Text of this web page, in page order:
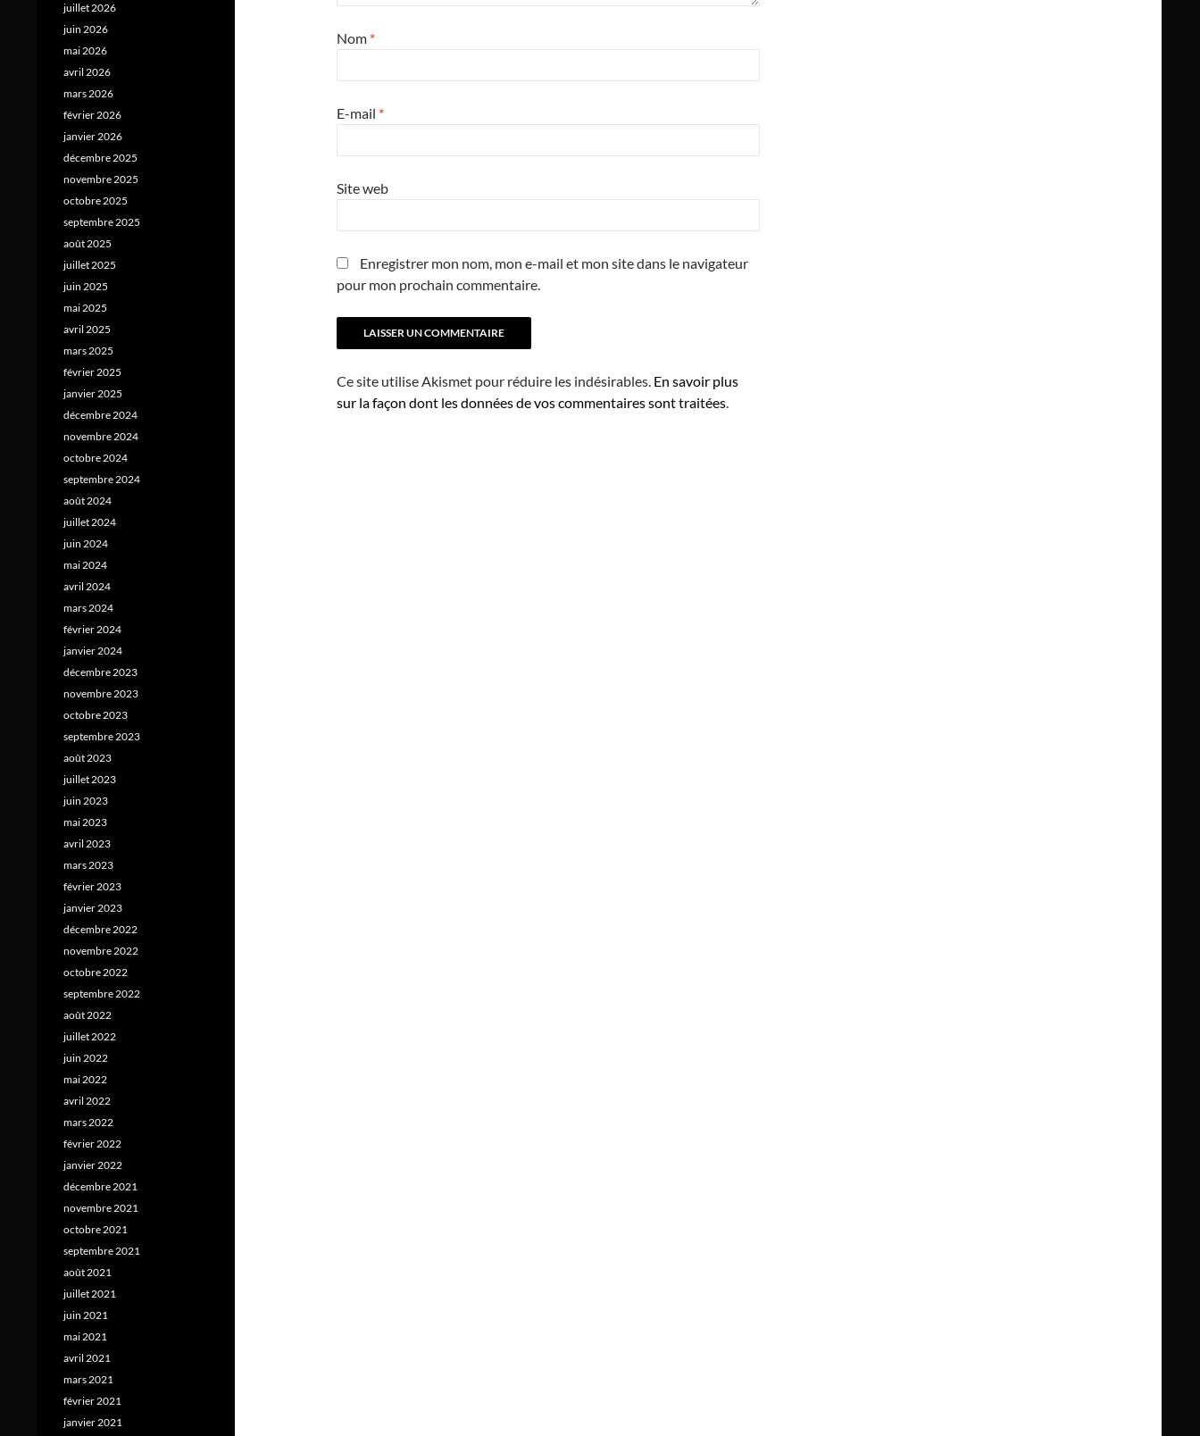
Nom *
E-mail *
Site web
Enregistrer mon nom, mon e-mail et mon site dans le navigateur
pour mon prochain commentaire.
Ce site utilise Akismet pour réduire les indésirables. En savoir plus
sur la façon dont les données de vos commentaires sont traitées.
juillet 2026
juin 2026
mai 2026
avril 2026
mars 2026
février 2026
janvier 2026
décembre 2025
novembre 2025
octobre 2025
septembre 2025
août 2025
juillet 2025
juin 2025
mai 2025
avril 2025
mars 2025
février 2025
janvier 2025
décembre 2024
novembre 2024
octobre 2024
septembre 2024
août 2024
juillet 2024
juin 2024
mai 2024
avril 2024
mars 2024
février 2024
janvier 2024
décembre 2023
novembre 2023
octobre 2023
septembre 2023
août 2023
juillet 2023
juin 2023
mai 2023
avril 2023
mars 2023
février 2023
janvier 2023
décembre 2022
novembre 2022
octobre 2022
septembre 2022
août 2022
juillet 2022
juin 2022
mai 2022
avril 2022
mars 2022
février 2022
janvier 2022
décembre 2021
novembre 2021
octobre 2021
septembre 2021
août 2021
juillet 2021
juin 2021
mai 2021
avril 2021
mars 2021
février 2021
janvier 2021